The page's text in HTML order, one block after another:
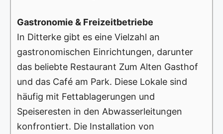
Gastronomie & Freizeitbetriebe
In Ditterke gibt es eine Vielzahl an
gastronomischen Einrichtungen, darunter
das beliebte Restaurant Zum Alten Gasthof
und das Café am Park. Diese Lokale sind
häufig mit Fettablagerungen und
Speiseresten in den Abwasserleitungen
konfrontiert. Die Installation von